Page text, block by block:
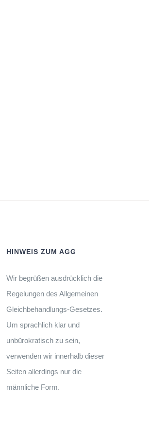
HINWEIS ZUM AGG
Wir begrüßen ausdrücklich die
Regelungen des Allgemeinen
Gleichbehandlungs-Gesetzes.
Um sprachlich klar und
unbürokratisch zu sein,
verwenden wir innerhalb dieser
Seiten allerdings nur die
männliche Form.